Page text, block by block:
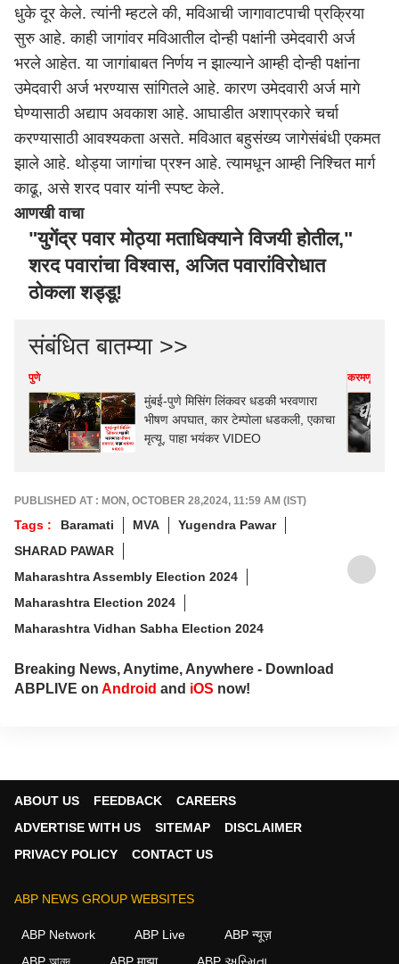
धुके दूर केले. त्यांनी म्हटले की, मविआची जागावाटपाची प्रक्रिया
सुरु आहे. काही जागांवर मविआतील दोन्ही पक्षांनी उमेदवारी अर्ज
भरले आहेत. या जागांबाबत निर्णय न झाल्याने आम्ही दोन्ही पक्षांना
उमेदवारी अर्ज भरण्यास सांगितले आहे. कारण उमेदवारी अर्ज मागे
घेण्यासाठी अद्याप अवकाश आहे. आघाडीत अशाप्रकारे चर्चा
करण्यासाठी आवश्यकता असते. मविआत बहुसंख्य जागेसंबंधी एकमत
झाले आहे. थोड्या जागांचा प्रश्न आहे. त्यामधून आम्ही निश्चित मार्ग
काढू, असे शरद पवार यांनी स्पष्ट केले.
आणखी वाचा
"युगेंद्र पवार मोठ्या मताधिक्याने विजयी होतील,"
शरद पवारांचा विश्वास, अजित पवारांविरोधात
ठोकला शड्डू!
संबंधित बातम्या >>
पुणे
मुंबई-पुणे मिसिंग लिंकवर धडकी भरवणारा
भीषण अपघात, कार टेम्पोला धडकली, एकाचा
मृत्यू, पाहा भयंकर VIDEO
करमणूक
PUBLISHED AT : MON, OCTOBER 28,2024, 11:59 AM (IST)
Tags : Baramati MVA
Yugendra Pawar
SHARAD PAWAR
Maharashtra Assembly Election 2024
Maharashtra Election 2024
Maharashtra Vidhan Sabha Election 2024
Breaking News, Anytime, Anywhere - Download
ABPLIVE on Android and iOS now!
ABOUT US FEEDBACK
CAREERS
ADVERTISE WITH US
SITEMAP
DISCLAIMER
PRIVACY POLICY
CONTACT US
ABP NEWS GROUP WEBSITES
ABP Network ABP Live
ABP न्यूज़
ABP আনন্দ
ABP माझा ABP અસ્મિતા